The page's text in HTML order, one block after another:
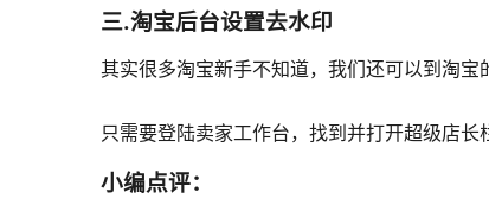
三.淘宝后台设置去水印
其实很多淘宝新手不知道，我们还可以到淘宝
只需要登陆卖家工作台，找到并打开超级店
小编点评：